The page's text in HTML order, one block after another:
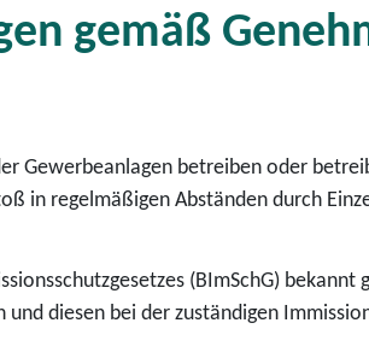
gemäß
Gewerbeanlagen betreiben oder
in regelmäßigen Abständen durch
(BImSchG)
diesen bei der zuständigen